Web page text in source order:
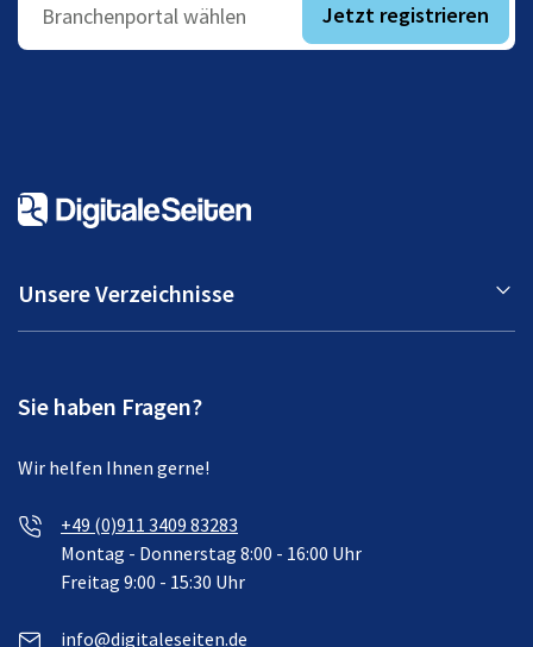
Branchenportal wählen Jetzt registrieren
Unsere Verzeichnisse
Sie haben Fragen?
Wir helfen Ihnen gerne!
+49 (0)911 3409 83283
Montag - Donnerstag 8:00 - 16:00 Uhr
Freitag 9:00 - 15:30 Uhr
info@digitaleseiten.de